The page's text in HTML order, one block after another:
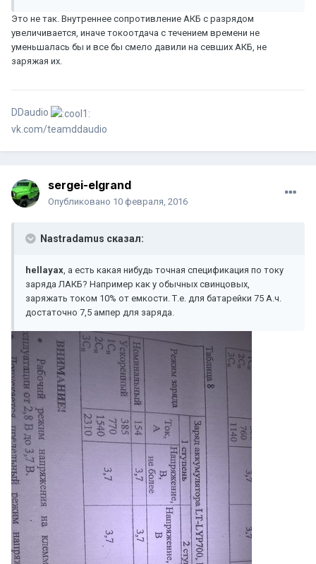
Это не так. Внутреннее сопротивление АКБ с разрядом
увеличивается, иначе токоотдача с течением времени не
уменьшалась бы и все бы смело давили на севших АКБ, не
заряжая их.
DDaudio
vk.com/teamddaudio
sergei-elgrand
Опубликовано 10 февраля, 2016
Nastradamus сказал:
hellayax , а есть какая нибудь точная спецификация по току
заряда ЛАКБ? Например как у обычных свинцовых,
заряжать током 10% от емкости. Т.е. для батарейки 75 А.ч.
достаточно 7,5 ампер для заряда.